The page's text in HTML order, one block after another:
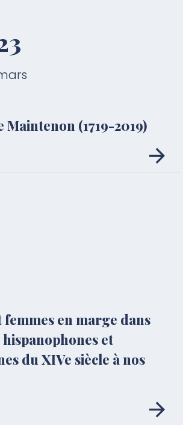
Maintenon (1719-2019)
femmes en marge dans
hispanophones et
du XIVe siècle à nos